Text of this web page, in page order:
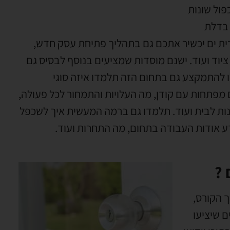
שונות
בדלת
ים יכשיר אתכם גם בתהליך פתיחת עסק חדש,
ועוד. ישנם מוסדות שמציעים בנוסף לבסיס גם
גם בתחום הזה תלמדו איזה סוגי
מפתחות עם קודן, מה העלויות והתמחור לכל פעולה,
לבית ועוד. תלמדו גם ברמה המעשית איך לשכפל
אודות העבודה בתחום, מה התחרות ועוד.
?
הקורס,
שיציעו